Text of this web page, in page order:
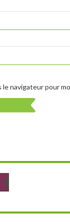
navigateur pour